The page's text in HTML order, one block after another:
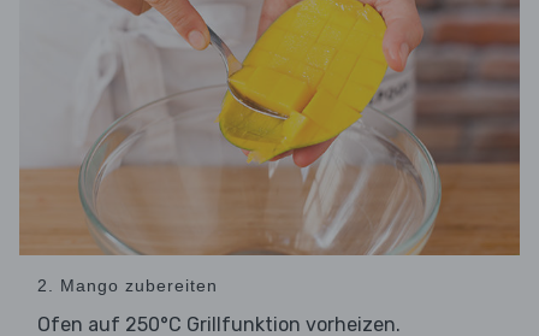
2. Mango zubereiten
Ofen auf 250°C Grillfunktion vorheizen.